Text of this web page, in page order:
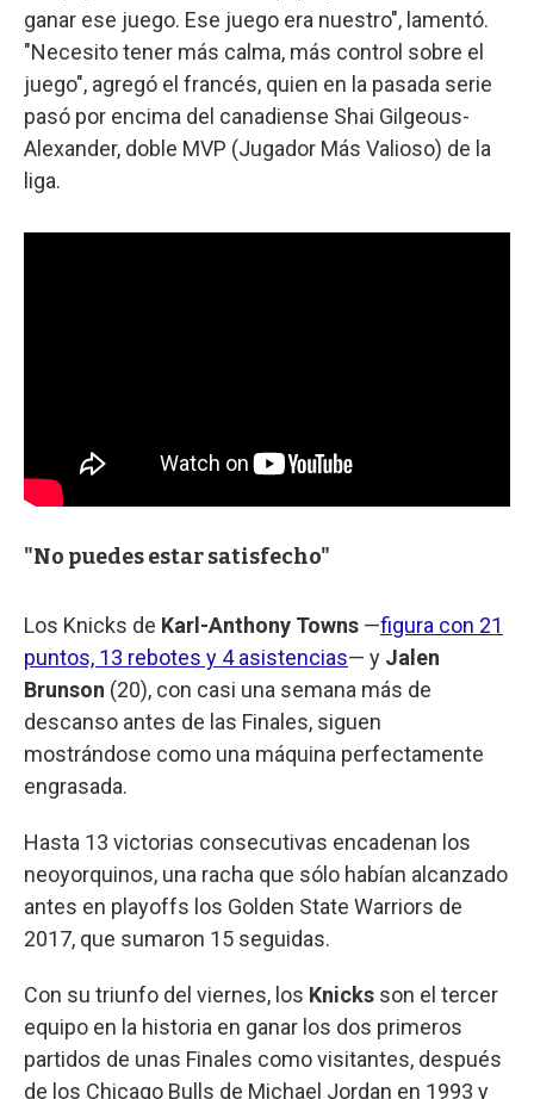
ganar ese juego. Ese juego era nuestro", lamentó.
"Necesito tener más calma, más control sobre el
juego", agregó el francés, quien en la pasada serie
pasó por encima del canadiense Shai Gilgeous-
Alexander, doble MVP (Jugador Más Valioso) de la
liga.
"No puedes estar satisfecho"
Los Knicks de Karl-Anthony Towns —figura con 21
puntos, 13 rebotes y 4 asistencias— y Jalen
Brunson (20), con casi una semana más de
descanso antes de las Finales, siguen
mostrándose como una máquina perfectamente
engrasada.
Hasta 13 victorias consecutivas encadenan los
neoyorquinos, una racha que sólo habían alcanzado
antes en playoffs los Golden State Warriors de
2017, que sumaron 15 seguidas.
Con su triunfo del viernes, los Knicks son el tercer
equipo en la historia en ganar los dos primeros
partidos de unas Finales como visitantes, después
de los Chicago Bulls de Michael Jordan en 1993 y